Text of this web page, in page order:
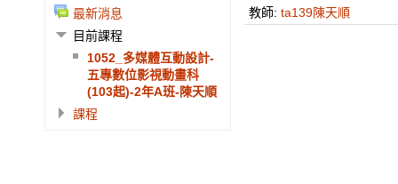
教師: ta139陳天順
最新消息
目前課程
1052_多媒體互動設計-
五專數位影視動畫科
(103起)-2年A班-陳天順
課程